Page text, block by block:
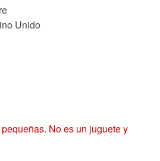
Unido
No es un juguete y